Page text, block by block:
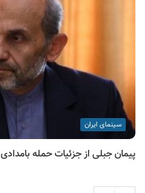
سینمای ایران
پیمان جبلی از جزئیات حمله بامدادی ۱۲ اسفند به صداوسیما گفت